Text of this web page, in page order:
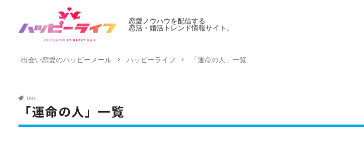
恋愛ノウハウを配信する
恋活・婚活トレンド情報サイト。
出会い恋愛のハッピーメール ハッピーライフ 「運命の人」一覧
TAG
「運命の人」一覧